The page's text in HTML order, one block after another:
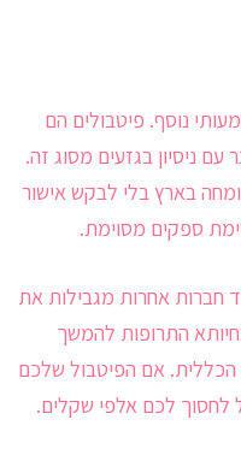
נוסף. פיטבולים הם
עם ניסיון בגזעים מסוג זה.
בארץ בלי לבקש אישור
ספקים מסוימת.
חברות אחרות מגבילות את
התרופות להמשך
אם הפיטבול שלכם
לחסוך לכם אלפי שקלים.